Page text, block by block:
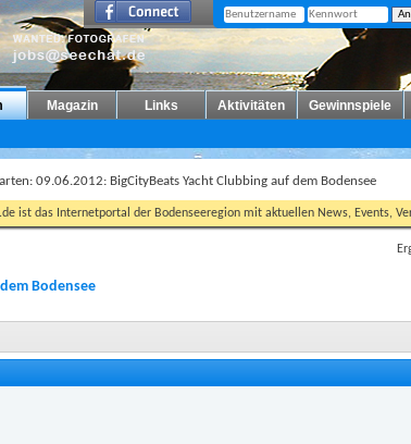
Magazin Links Aktivitäten Gewinnspiele
09.06.2012: BigCityBeats Yacht Clubbing auf dem Bodensee
ist das Internetportal der Bodenseeregion mit aktuellen News, Events,
Bodensee